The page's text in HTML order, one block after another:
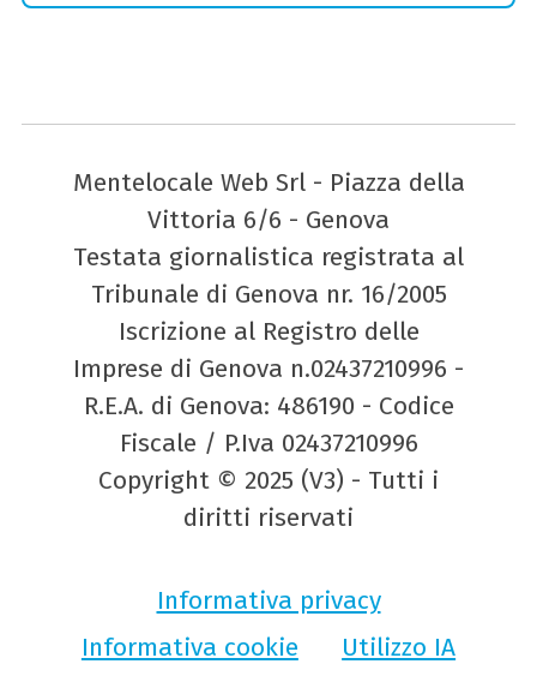
Mentelocale Web Srl - Piazza della
Vittoria 6/6 - Genova
Testata giornalistica registrata al
Tribunale di Genova nr. 16/2005
Iscrizione al Registro delle
Imprese di Genova n.02437210996 -
R.E.A. di Genova: 486190 - Codice
Fiscale / P.Iva 02437210996
Copyright © 2025 (V3) - Tutti i
diritti riservati
Informativa privacy
Informativa cookie
Utilizzo IA